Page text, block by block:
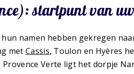
startpunt van
namen hebben gekregen
met Cassis, Toulon en Hyères
Verte ligt het dorpje